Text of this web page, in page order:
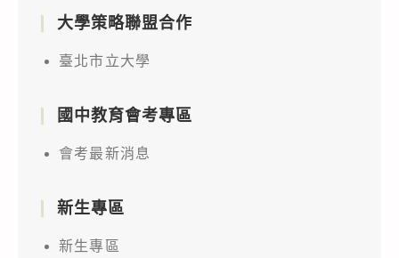
大學策略聯盟合作
臺北市立大學
國中教育會考專區
會考最新消息
新生專區
新生專區